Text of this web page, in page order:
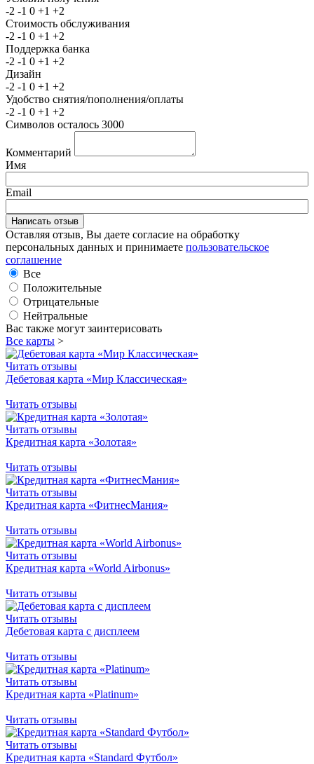
-2 -1 0 +1 +2
Стоимость обслуживания
-2 -1 0 +1 +2
Поддержка банка
-2 -1 0 +1 +2
Дизайн
-2 -1 0 +1 +2
Удобство снятия/пополнения/оплаты
-2 -1 0 +1 +2
Символов осталось 3000
Комментарий
Имя
Email
Оставляя отзыв, Вы даете согласие на обработку
персональных данных и принимаете пользовательское
соглашение
Все
Положительные
Отрицательные
Нейтральные
Вас также могут заинтерисовать
Все карты >
Читать отзывы
Дебетовая карта «Мир Классическая»
Читать отзывы
Читать отзывы
Кредитная карта «Золотая»
Читать отзывы
Читать отзывы
Кредитная карта «ФитнесМания»
Читать отзывы
Читать отзывы
Кредитная карта «World Airbonus»
Читать отзывы
Читать отзывы
Дебетовая карта с дисплеем
Читать отзывы
Читать отзывы
Кредитная карта «Platinum»
Читать отзывы
Читать отзывы
Кредитная карта «Standard Футбол»